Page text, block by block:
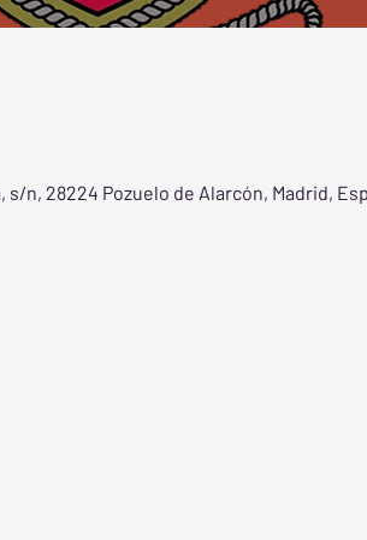
s/n, 28224 Pozuelo de Alarcón, Madrid,